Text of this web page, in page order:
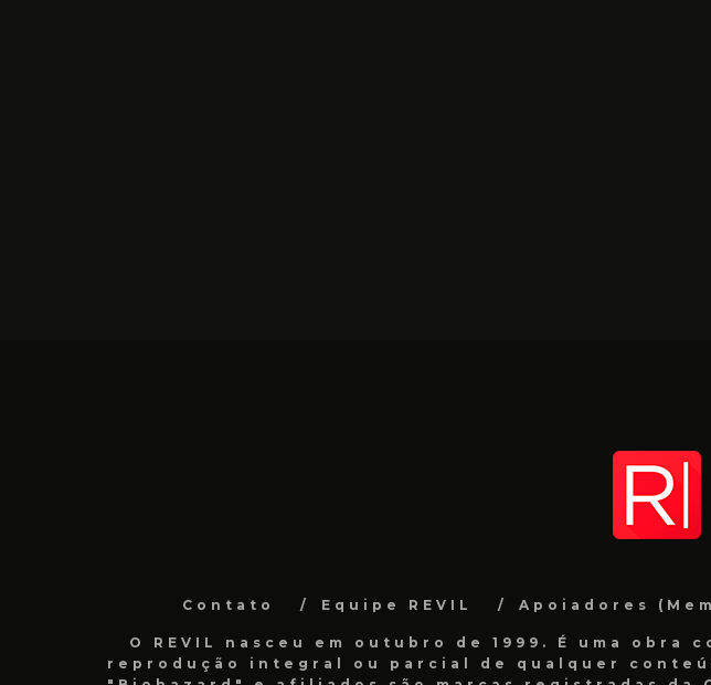
Contato Equipe REVIL Apoiadores
O REVIL nasceu em outubro de 1999. É uma
reprodução integral ou parcial de qualquer